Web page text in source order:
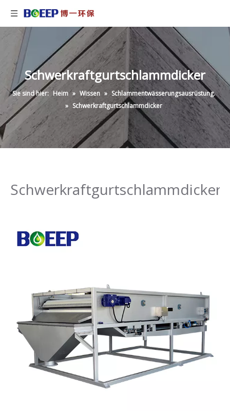
Schwerkraftgurtschlammdicker
Sie sind hier: Heim » Wissen » Schlammentwässerungsausrüstung.
» Schwerkraftgurtschlammdicker
Schwerkraftgurtschlammdicker